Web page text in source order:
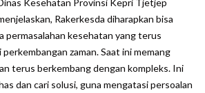
Kesehatan Provinsi Kepri Tjetjep
Rakerkesda diharapkan bisa
permasalahan kesehatan yang terus
zaman. Saat ini memang
terus berkembang dengan kompleks. Ini
dan cari solusi, guna mengatasi persoalan